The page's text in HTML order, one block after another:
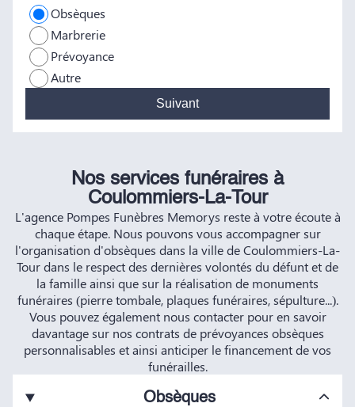
Obsèques
Marbrerie
Prévoyance
Autre
Suivant
Nos services funéraires à
Coulommiers-La-Tour
L'agence Pompes Funèbres Memorys reste à votre écoute à
chaque étape. Nous pouvons vous accompagner sur
l'organisation d'obsèques dans la ville de Coulommiers-La-
Tour dans le respect des dernières volontés du défunt et de
la famille ainsi que sur la réalisation de monuments
funéraires (pierre tombale, plaques funéraires, sépulture...).
Vous pouvez également nous contacter pour en savoir
davantage sur nos contrats de prévoyances obsèques
personnalisables et ainsi anticiper le financement de vos
funérailles.
Obsèques